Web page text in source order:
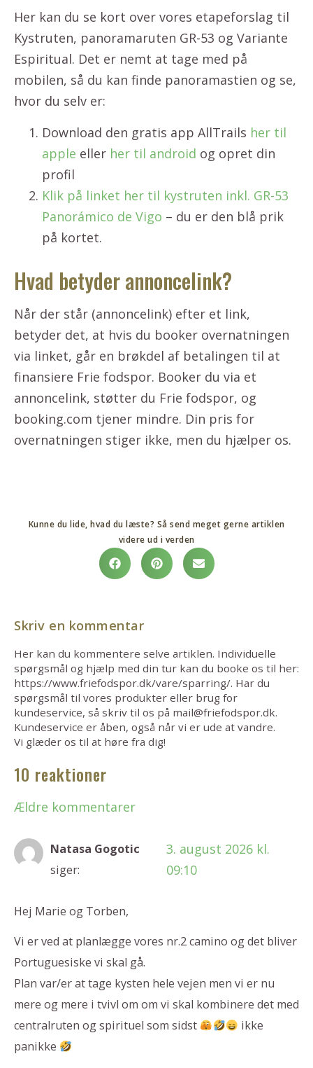
Her kan du se kort over vores etapeforslag til
Kystruten, panoramaruten GR-53 og Variante
Espiritual. Det er nemt at tage med på
mobilen, så du kan finde panoramastien og se,
hvor du selv er:
Download den gratis app AllTrails her til
apple eller her til android og opret din
profil
Klik på linket her til kystruten inkl. GR-53
Panorámico de Vigo – du er den blå prik
på kortet.
Hvad betyder annoncelink?
Når der står (annoncelink) efter et link,
betyder det, at hvis du booker overnatningen
via linket, går en brøkdel af betalingen til at
finansiere Frie fodspor. Booker du via et
annoncelink, støtter du Frie fodspor, og
booking.com tjener mindre. Din pris for
overnatningen stiger ikke, men du hjælper os.
Kunne du lide, hvad du læste? Så send meget gerne artiklen
videre ud i verden
Skriv en kommentar
Her kan du kommentere selve artiklen. Individuelle
spørgsmål og hjælp med din tur kan du booke os til her:
https://www.friefodspor.dk/vare/sparring/. Har du
spørgsmål til vores produkter eller brug for
kundeservice, så skriv til os på mail@friefodspor.dk.
Kundeservice er åben, også når vi er ude at vandre.
Vi glæder os til at høre fra dig!
10 reaktioner
Ældre kommentarer
Natasa Gogotic
siger:
3. august 2026 kl.
09:10
Hej Marie og Torben,
Vi er ved at planlægge vores nr.2 camino og det bliver
Portuguesiske vi skal gå.
Plan var/er at tage kysten hele vejen men vi er nu
mere og mere i tvivl om om vi skal kombinere det med
centralruten og spirituel som sidst
ikke
panikke